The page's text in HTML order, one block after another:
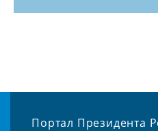
Портал Президента